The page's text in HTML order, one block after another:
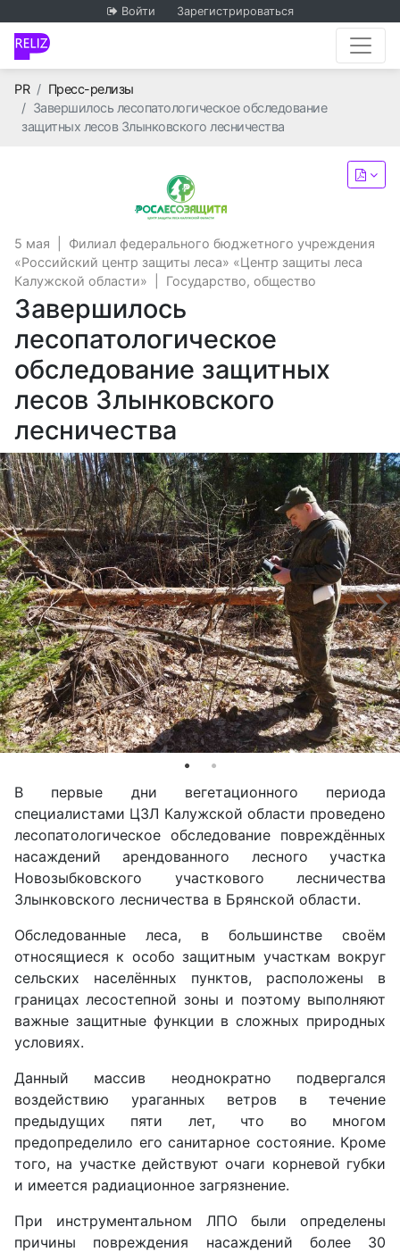
Войти Зарегистрироваться
PRГлавная
Пресс-релизы
Завершилось лесопатологическое обследование
защитных лесов Злынковского лесничества
Филиал федерального
5 мая
Филиал федерального бюджетного учреждения
«Российский центр защиты леса» «Центр защиты леса
Калужской области»
Государство, общество
Завершилось
лесопатологическое
обследование защитных
лесов Злынковского
лесничества
В первые дни вегетационного периода
специалистами ЦЗЛ Калужской области проведено
лесопатологическое обследование повреждённых
насаждений арендованного лесного участка
Новозыбковского участкового лесничества
Злынковского лесничества в Брянской области.
Обследованные леса, в большинстве своём
относящиеся к особо защитным участкам вокруг
сельских населённых пунктов, расположены в
границах лесостепной зоны и поэтому выполняют
важные защитные функции в сложных природных
условиях.
Данный массив неоднократно подвергался
воздействию ураганных ветров в течение
предыдущих пяти лет, что во многом
предопределило его санитарное состояние. Кроме
того, на участке действуют очаги корневой губки
и имеется радиационное загрязнение.
При инструментальном ЛПО были определены
причины повреждения насаждений более 30